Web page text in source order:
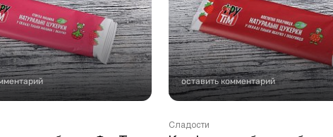
оставить комментарий
Сладости